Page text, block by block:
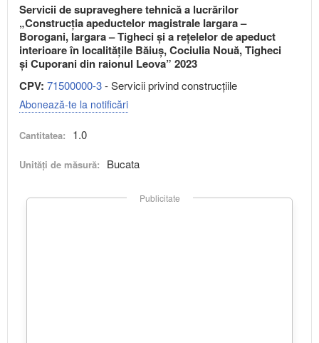
Servicii de supraveghere tehnică a lucrărilor
„Construcția apeductelor magistrale Iargara –
Borogani, Iargara – Tigheci și a rețelelor de apeduct
interioare în localitățile Băiuș, Cociulia Nouă, Tigheci
și Cuporani din raionul Leova” 2023
CPV: 71500000-3- Servicii privind construcţiile
Abonează-te la notificări
Cantitatea: 1.0
Unități de măsură: Bucata
Publicitate